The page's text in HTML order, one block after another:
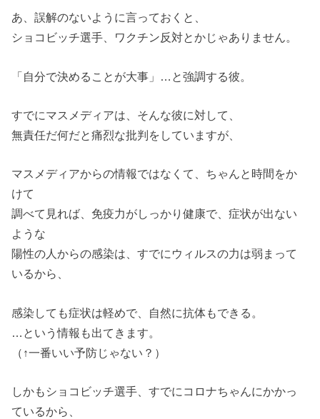
あ、誤解のないように言っておくと、
ショコビッチ選手、ワクチン反対とかじゃありません。
「自分で決めることが大事」…と強調する彼。
すでにマスメディアは、そんな彼に対して、
無責任だ何だと痛烈な批判をしていますが、
マスメディアからの情報ではなくて、ちゃんと時間をか
けて
調べて見れば、免疫力がしっかり健康で、症状が出ない
ような
陽性の人からの感染は、すでにウィルスの力は弱まって
いるから、
感染しても症状は軽めで、自然に抗体もできる。
…という情報も出てきます。
（↑一番いい予防じゃない？）
しかもショコビッチ選手、すでにコロナちゃんにかかっ
ているから、